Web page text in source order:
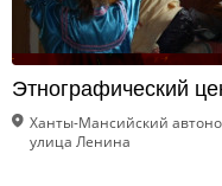
Этнографический
Ханты-Мансийский
улица Ленина